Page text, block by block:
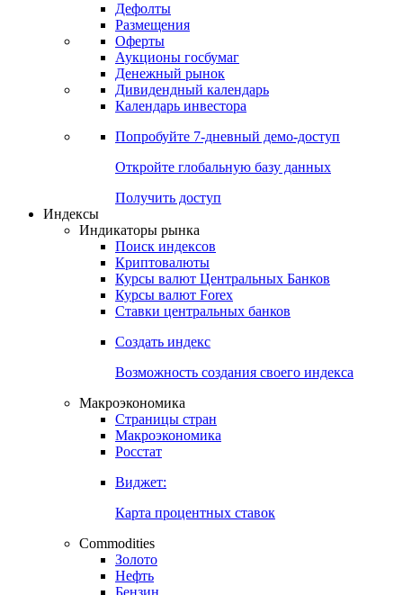
Получить доступ
Календарь
Календарь событий
Дефолты
Размещения
Оферты
Денежный рынок
Календарь инвестора
Попробуйте7-дневный
Откройте глобальную базу данных
Получить доступ
Индикаторы рынка
Поиск индексов
Курсы валют Центральных Банков
Ставки центральных банков
Создать индекс
Возможность создания своего индекса
Страницы стран
Росстат
Виджет:
Карта процентных ставок